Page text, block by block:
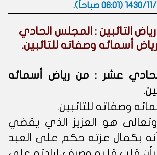
11/11 (06:01 صباحاً)
.
التائبين : المجلس الحادي
أسمائه وصفاته للتائبين.
عشر : من رياض أسمائه
وصفاته للتائبين.
وتعالى هو العزيز الذي يقضي
بكمال عزته حكم على العبد